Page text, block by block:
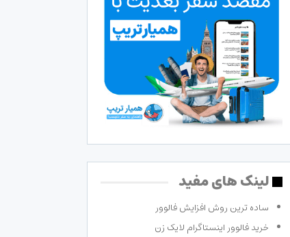
لینک های مفید
ساده ترین روش افزایش فالوور
خرید فالوور اینستاگرام لایک زن